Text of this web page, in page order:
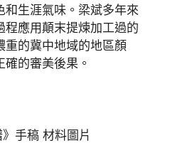
生涯氣味。梁斌多年來
程應用顛末提煉加工過的
重的冀中地域的地區顏
的審美後果。
》手稿 材料圖片